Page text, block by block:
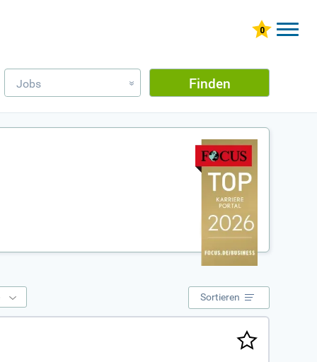
Jobs » Finden
Sortieren